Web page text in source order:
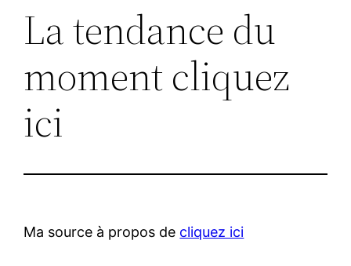
La tendance du
moment cliquez
ici
Ma source à propos de cliquez ici